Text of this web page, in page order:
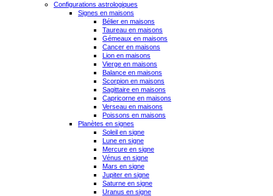
Configurations astrologiques
Signes en maisons
Bélier en maisons
Taureau en maisons
Gémeaux en maisons
Cancer en maisons
Lion en maisons
Vierge en maisons
Balance en maisons
Scorpion en maisons
Sagittaire en maisons
Capricorne en maisons
Verseau en maisons
Poissons en maisons
Planètes en signes
Soleil en signe
Lune en signe
Mercure en signe
Vénus en signe
Mars en signe
Jupiter en signe
Saturne en signe
Uranus en signe